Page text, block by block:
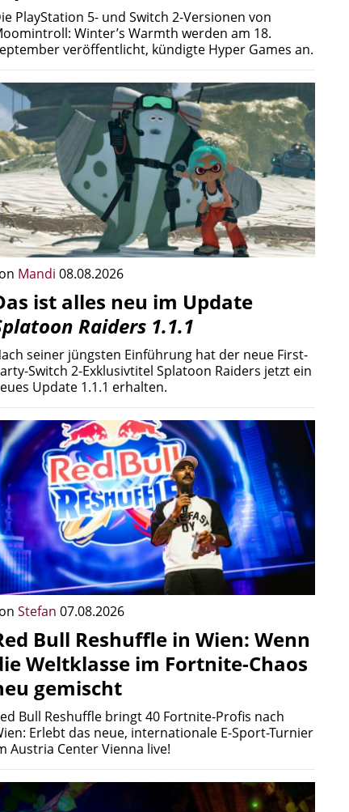
PlayStation 5- und Switch 2-Versionen von
Winter’s Warmth werden am 18.
veröffentlicht, kündigte Hyper Games an.
Mandi 08.08.2026
ist alles neu im Update
Raiders 1.1.1
seiner jüngsten Einführung hat der neue First-
Switch 2-Exklusivtitel Splatoon Raiders jetzt ein
Update 1.1.1 erhalten.
Stefan 07.08.2026
Bull Reshuffle in Wien: Wenn
Weltklasse im Fortnite-Chaos
gemischt
Bull Reshuffle bringt 40 Fortnite-Profis nach
Erlebt das neue, internationale E-Sport-Turnier
Austria Center Vienna live!